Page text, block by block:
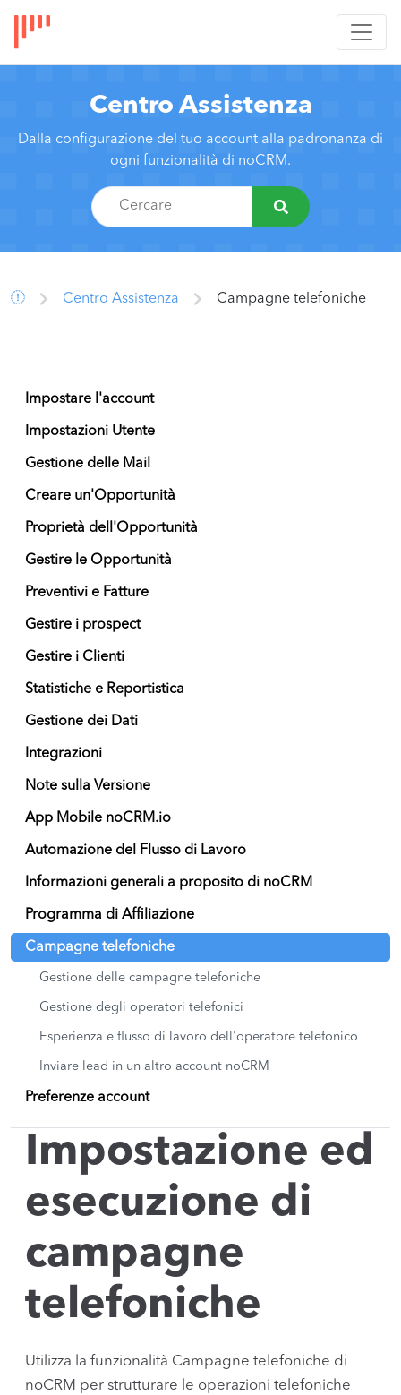
Centro Assistenza
Dalla configurazione del tuo account alla padronanza di
ogni funzionalità di noCRM.
Centro Assistenza Campagne telefoniche
Impostare l'account
Impostazioni Utente
Gestione delle Mail
Creare un'Opportunità
Proprietà dell'Opportunità
Gestire le Opportunità
Preventivi e Fatture
Gestire i prospect
Gestire i Clienti
Statistiche e Reportistica
Gestione dei Dati
Integrazioni
Note sulla Versione
App Mobile noCRM.io
Automazione del Flusso di Lavoro
Informazioni generali a proposito di noCRM
Programma di Affiliazione
Campagne telefoniche
Gestione delle campagne telefoniche
Gestione degli operatori telefonici
Esperienza e flusso di lavoro dell'operatore telefonico
Inviare lead in un altro account noCRM
Preferenze account
Impostazione ed
esecuzione di
campagne
telefoniche
Utilizza la funzionalità Campagne telefoniche di
noCRM per strutturare le operazioni telefoniche